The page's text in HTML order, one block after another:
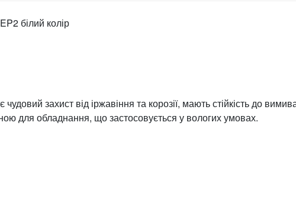
білий колір
захист від іржавіння та корозії, мають стійкість до
для обладнання, що застосовується у вологих умовах.